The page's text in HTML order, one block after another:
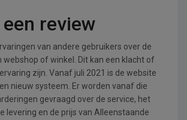
review
van andere gebruikers over de
webshop of winkel. Dit kan een klacht of
zijn. Vanaf juli 2021 is de website
nieuw systeem. Er worden vanaf die
gevraagd over de service, het
levering en de prijs van Alleenstaande